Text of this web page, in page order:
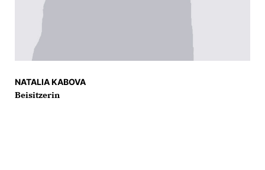
NATALIA KABOVA
Beisitzerin